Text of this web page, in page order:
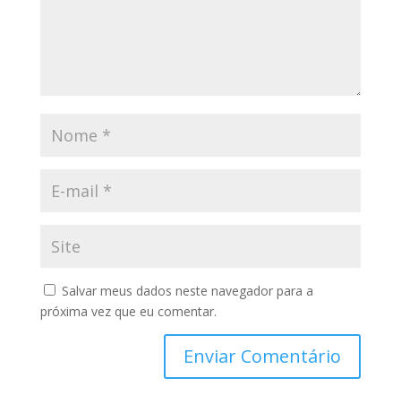
Salvar meus dados neste navegador para a
próxima vez que eu comentar.